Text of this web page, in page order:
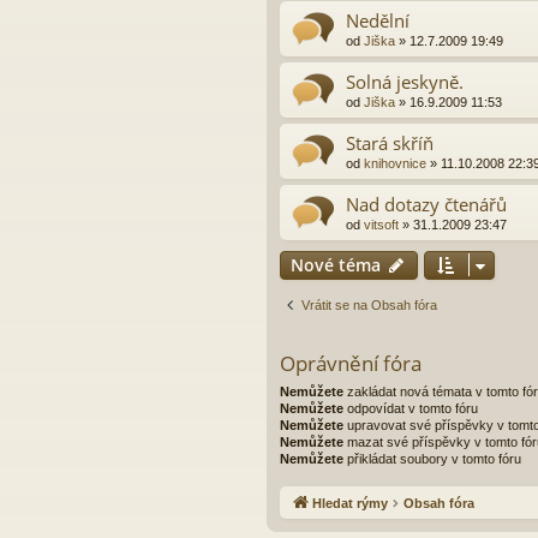
Nedělní
od Jiška » 12.7.2009 19:49
Solná jeskyně.
od Jiška » 16.9.2009 11:53
Stará skříň
od knihovnice » 11.10.2008
Nad dotazy čtenářů
od vitsoft » 31.1.2009 23:47
Nové téma
Vrátit se na Obsah fóra
Oprávnění fóra
Nemůžete zakládat nová témata v tomto
Nemůžete odpovídat v tomto fóru
Nemůžete upravovat své příspěvky v
Nemůžete mazat své příspěvky v tomto
Nemůžete přikládat soubory v tomto fóru
Hledat rýmy Obsah fóra